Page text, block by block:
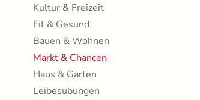
Kultur & Freizeit
Fit & Gesund
Bauen & Wohnen
Markt & Chancen
Haus & Garten
Leibesübungen